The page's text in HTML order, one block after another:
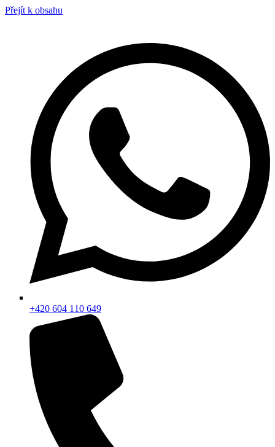
Přejít k obsahu
+420 604 110 649